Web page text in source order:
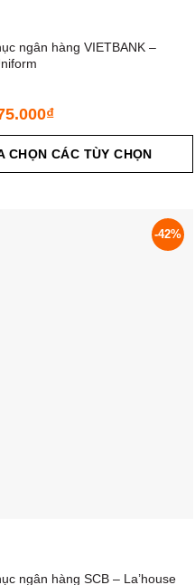
ngân hàng VIETBANK –
₫
CHỌN CÁC TÙY CHỌN
-42%
ngân hàng SCB – La’house